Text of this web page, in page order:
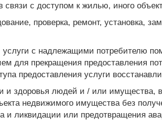
с доступом к жилью, иного
проверка, ремонт, установка,
услуги с надлежащими потребителю
для прекращения предоставления
предоставления услуги
и здоровья людей и / или имущества,
недвижимого имущества без
и ликвидации или предотвращения